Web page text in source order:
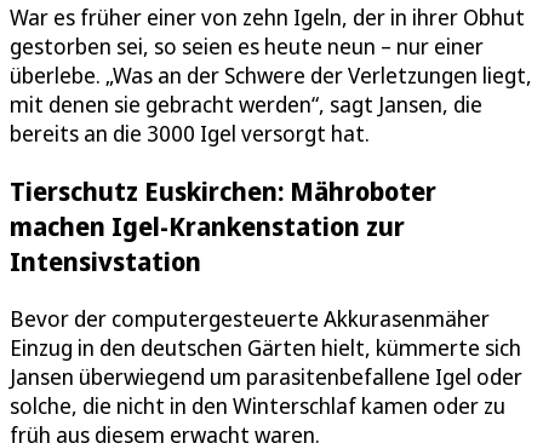
War es früher einer von zehn Igeln, der in ihrer Obhut
gestorben sei, so seien es heute neun – nur einer
überlebe. „Was an der Schwere der Verletzungen liegt,
mit denen sie gebracht werden“, sagt Jansen, die
bereits an die 3000 Igel versorgt hat.
Tierschutz Euskirchen: Mähroboter
machen Igel-Krankenstation zur
Intensivstation
Bevor der computergesteuerte Akkurasenmäher
Einzug in den deutschen Gärten hielt, kümmerte sich
Jansen überwiegend um parasitenbefallene Igel oder
solche, die nicht in den Winterschlaf kamen oder zu
früh aus diesem erwacht waren.